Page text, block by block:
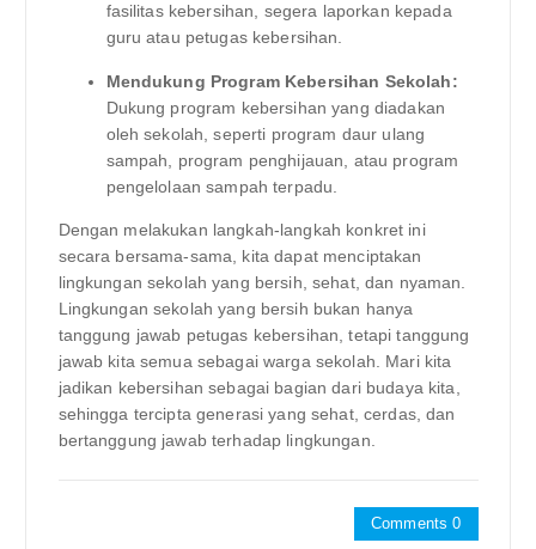
fasilitas kebersihan, segera laporkan kepada
guru atau petugas kebersihan.
Mendukung Program Kebersihan Sekolah:
Dukung program kebersihan yang diadakan
oleh sekolah, seperti program daur ulang
sampah, program penghijauan, atau program
pengelolaan sampah terpadu.
Dengan melakukan langkah-langkah konkret ini
secara bersama-sama, kita dapat menciptakan
lingkungan sekolah yang bersih, sehat, dan nyaman.
Lingkungan sekolah yang bersih bukan hanya
tanggung jawab petugas kebersihan, tetapi tanggung
jawab kita semua sebagai warga sekolah. Mari kita
jadikan kebersihan sebagai bagian dari budaya kita,
sehingga tercipta generasi yang sehat, cerdas, dan
bertanggung jawab terhadap lingkungan.
Comments 0